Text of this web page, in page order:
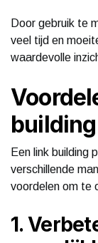
Door gebruik te
veel tijd en
waardevolle
Een link building
verschillende
voordelen om te
1.